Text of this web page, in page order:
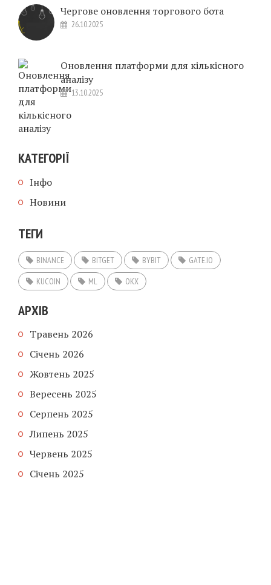
Чергове оновлення торгового бота
26.10.2025
Оновлення платформи для кількісного
аналізу
13.10.2025
КАТЕГОРІЇ
Інфо
Новини
ТЕГИ
BINANCE BITGET BYBIT
GATE.IO
KUCOIN
ML OKX
АРХІВ
Травень 2026
Січень 2026
Жовтень 2025
Вересень 2025
Серпень 2025
Липень 2025
Червень 2025
Січень 2025